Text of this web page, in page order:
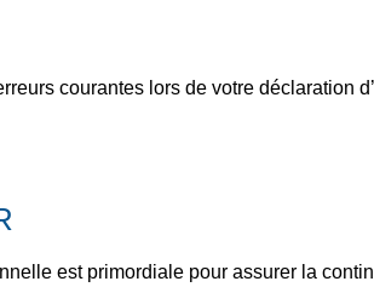
courantes lors de votre déclaration
est primordiale pour assurer la